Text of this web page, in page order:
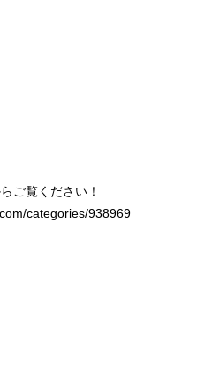
ご覧ください！
categories/938969